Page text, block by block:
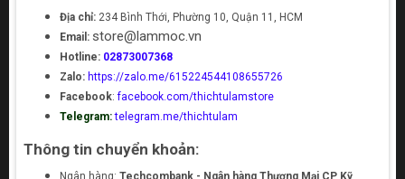
Địa chỉ: 234 Bình Thới, Phường 10, Quận 11, HCM
Email: store@lammoc.vn
Hotline: 02873007368
Zalo: https://zalo.me/615224544108655726
Facebook:facebook.com/thichtulamstore
Telegram: telegram.me/thichtulam
Thông tin chuyển khoản: